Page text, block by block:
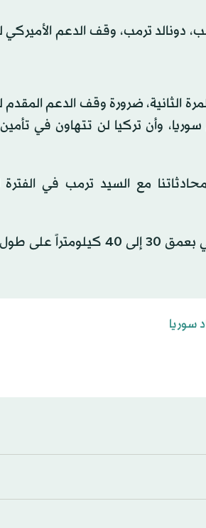
دونالد ترمب، وقف الدعم الأميركي
الثانية، ضرورة وقف الدعم المقدم
وأن تركيا لن تتهاون في
مع السيد ترمب في الفترة
وشدد على أن تركيا لا تزال مصممة على سياستها المتمثلة في إنشاء حزام أمني
سوريا